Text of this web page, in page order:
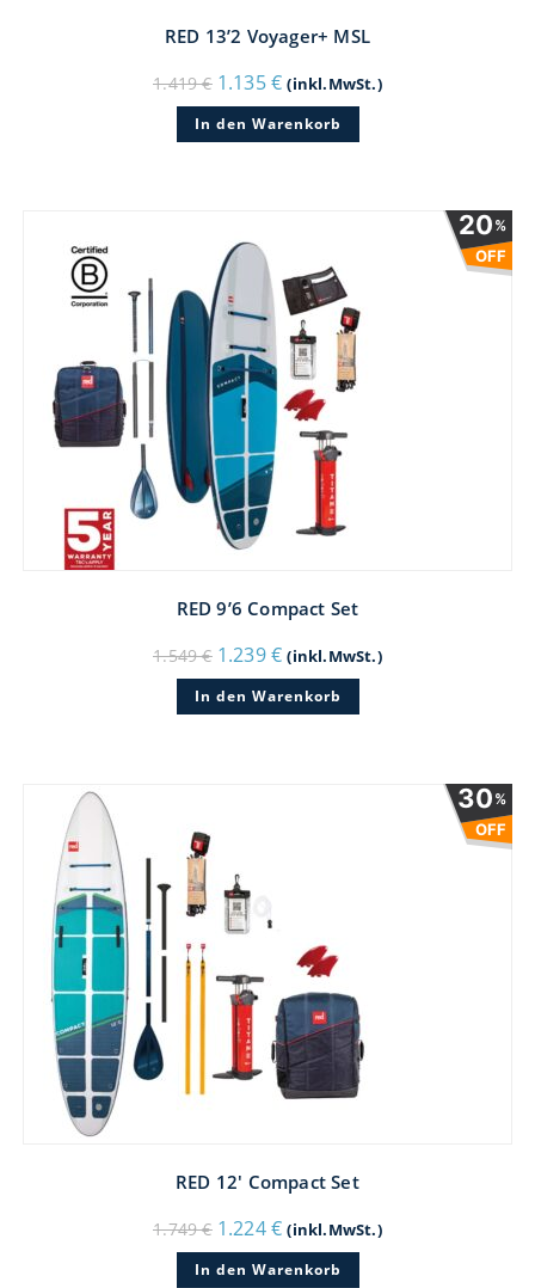
RED 13’2 Voyager+ MSL
1.419€ Ursprünglicher
Preis
war:
1.419 €
1.135€Aktueller
Preis
ist:
1.135 €.
(inkl.MwSt.)
In den Warenkorb
20%
OFF
RED 9’6 Compact Set
1.549€ Ursprünglicher
Preis
war:
1.549 €
1.239€Aktueller
Preis
ist:
1.239 €.
(inkl.MwSt.)
In den Warenkorb
30%
OFF
RED 12′ Compact Set
1.749€ Ursprünglicher
Preis
war:
1.749 €
1.224€Aktueller
Preis
ist:
1.224 €.
(inkl.MwSt.)
In den Warenkorb